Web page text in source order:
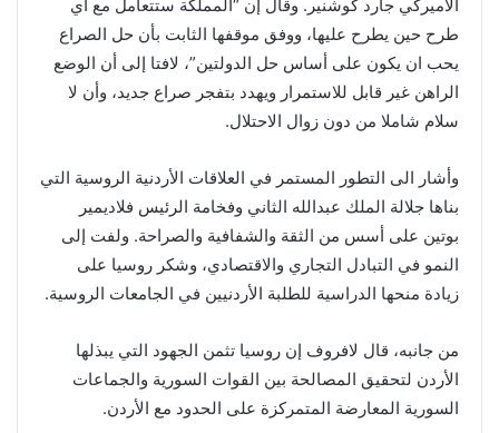
الأميركي جارد كوشنير. وقال إن “المملكة ستتعامل مع أي
طرح حين يطرح عليها، ووفق موقفها الثابت بأن حل الصراع
يحب ان يكون على أساس حل الدولتين”، لافتا إلى أن الوضع
الراهن غير قابل للاستمرار ويهدد بتفجر صراع جديد، وأن لا
سلام شاملا من دون زوال الاحتلال.
وأشار الى التطور المستمر في العلاقات الأردنية الروسية التي
بناها جلالة الملك عبدالله الثاني وفخامة الرئيس فلاديمير
بوتين على أسس من الثقة والشفافية والصراحة. ولفت إلى
النمو في التبادل التجاري والاقتصادي، وشكر روسيا على
زيادة منحها الدراسية للطلبة الأردنيين في الجامعات الروسية.
من جانبه، قال لافروف إن روسيا تثمن الجهود التي يبذلها
الأردن لتحقيق المصالحة بين القوات السورية والجماعات
السورية المعارضة المتمركزة على الحدود مع الأردن.